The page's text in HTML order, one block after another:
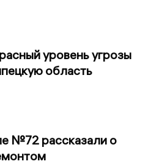
уровень угрозы
область
№72 рассказали о